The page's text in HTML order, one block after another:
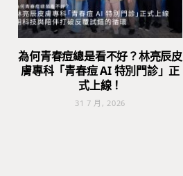
為何青春痘總是看不好？林亮辰皮
膚專科「青春痘 AI 特別門診」正
式上線！
31 7 月, 2026